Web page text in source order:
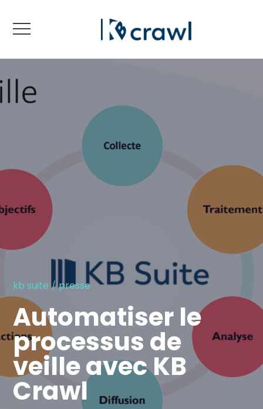
kb suite presse
Automatiser le
processus de
veille avec KB
Crawl